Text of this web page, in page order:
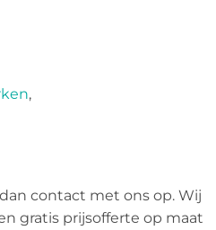
,
contact met ons op. Wij
gratis prijsofferte op maat